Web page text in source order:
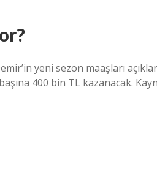
yeni sezon maaşları
400 bin TL kazanacak.